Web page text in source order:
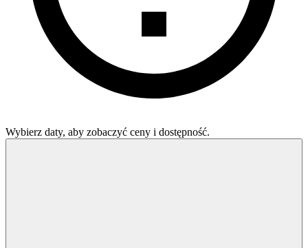
Wybierz daty, aby zobaczyć ceny i dostępność.